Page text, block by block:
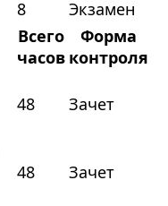
8
Экзамен
Всего
часов
Форма
контроля
48 Зачет
48 Зачет